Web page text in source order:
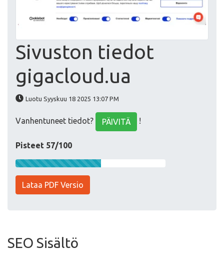
Sivuston tiedot
gigacloud.ua
Luotu Syyskuu 18 2025 13:07 PM
Vanhentuneet tiedot? PÄIVITÄ !
Pisteet 57/100
Lataa PDF Versio
SEO Sisältö